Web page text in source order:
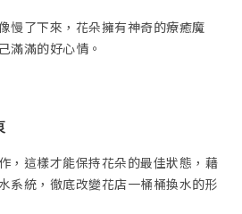
慢了下來，花朵擁有神奇的療癒魔
滿滿的好心情。
，這樣才能保持花朵的最佳狀態，藉
系統，徹底改變花店一桶桶換水的形